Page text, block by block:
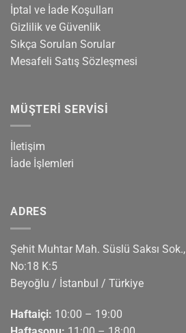
İptal ve İade Koşulları
Gizlilik ve Güvenlik
Sıkça Sorulan Sorular
Mesafeli Satış Sözleşmesi
MÜŞTERI SERVISI
İletişim
İade İşlemleri
ADRES
Şehit Muhtar Mah. Süslü Saksı Sok.,
No:18 K:5
Beyoğlu / İstanbul / Türkiye
Haftaiçi: 10:00 – 19:00